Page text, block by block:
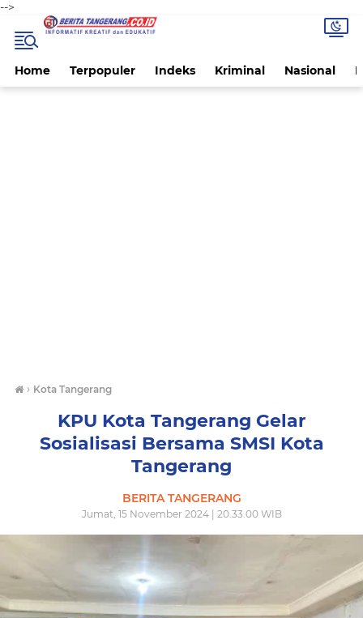
-->
Home Terpopuler Indeks Kriminal Nasional
› Kota Tangerang
KPU Kota Tangerang Gelar
Sosialisasi Bersama SMSI Kota
Tangerang
BERITA TANGERANG
Jumat, 15 November 2024 | 20.33.00 WIB